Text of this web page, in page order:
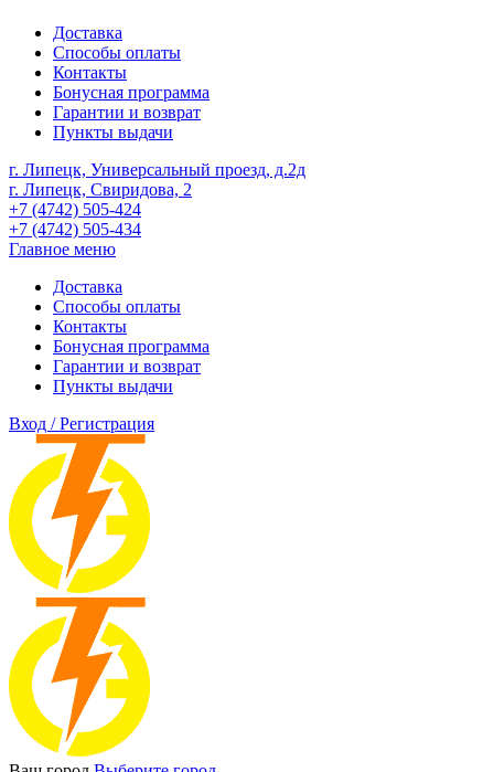
Доставка
Способы оплаты
Контакты
Бонусная программа
Гарантии и возврат
Пункты выдачи
г. Липецк, Универсальный проезд, д.2д
г. Липецк, Свиридова, 2
+7 (4742) 505-424
+7 (4742) 505-434
Главное меню
Доставка
Способы оплаты
Контакты
Бонусная программа
Гарантии и возврат
Пункты выдачи
Вход / Регистрация